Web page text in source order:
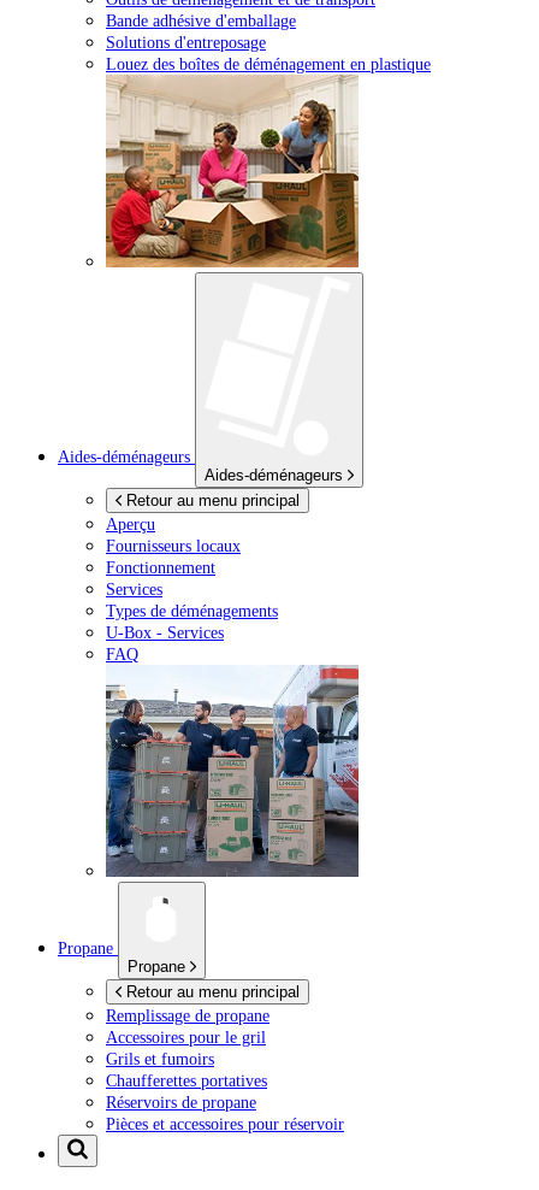
Bande adhésive d'emballage
Solutions d'entreposage
Louez des boîtes de déménagement en plastique
Aides-déménageurs
Aides-déménageurs
Retour au menu principal
Aperçu
Fournisseurs locaux
Fonctionnement
Services
Types de déménagements
U-Box - Services
FAQ
Propane
Propane
Retour au menu principal
Remplissage de propane
Accessoires pour le gril
Grils et fumoirs
Chaufferettes portatives
Réservoirs de propane
Pièces et accessoires pour réservoir